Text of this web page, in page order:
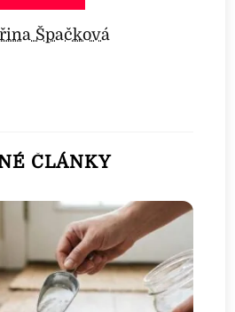
Špačková
ČLÁNKY